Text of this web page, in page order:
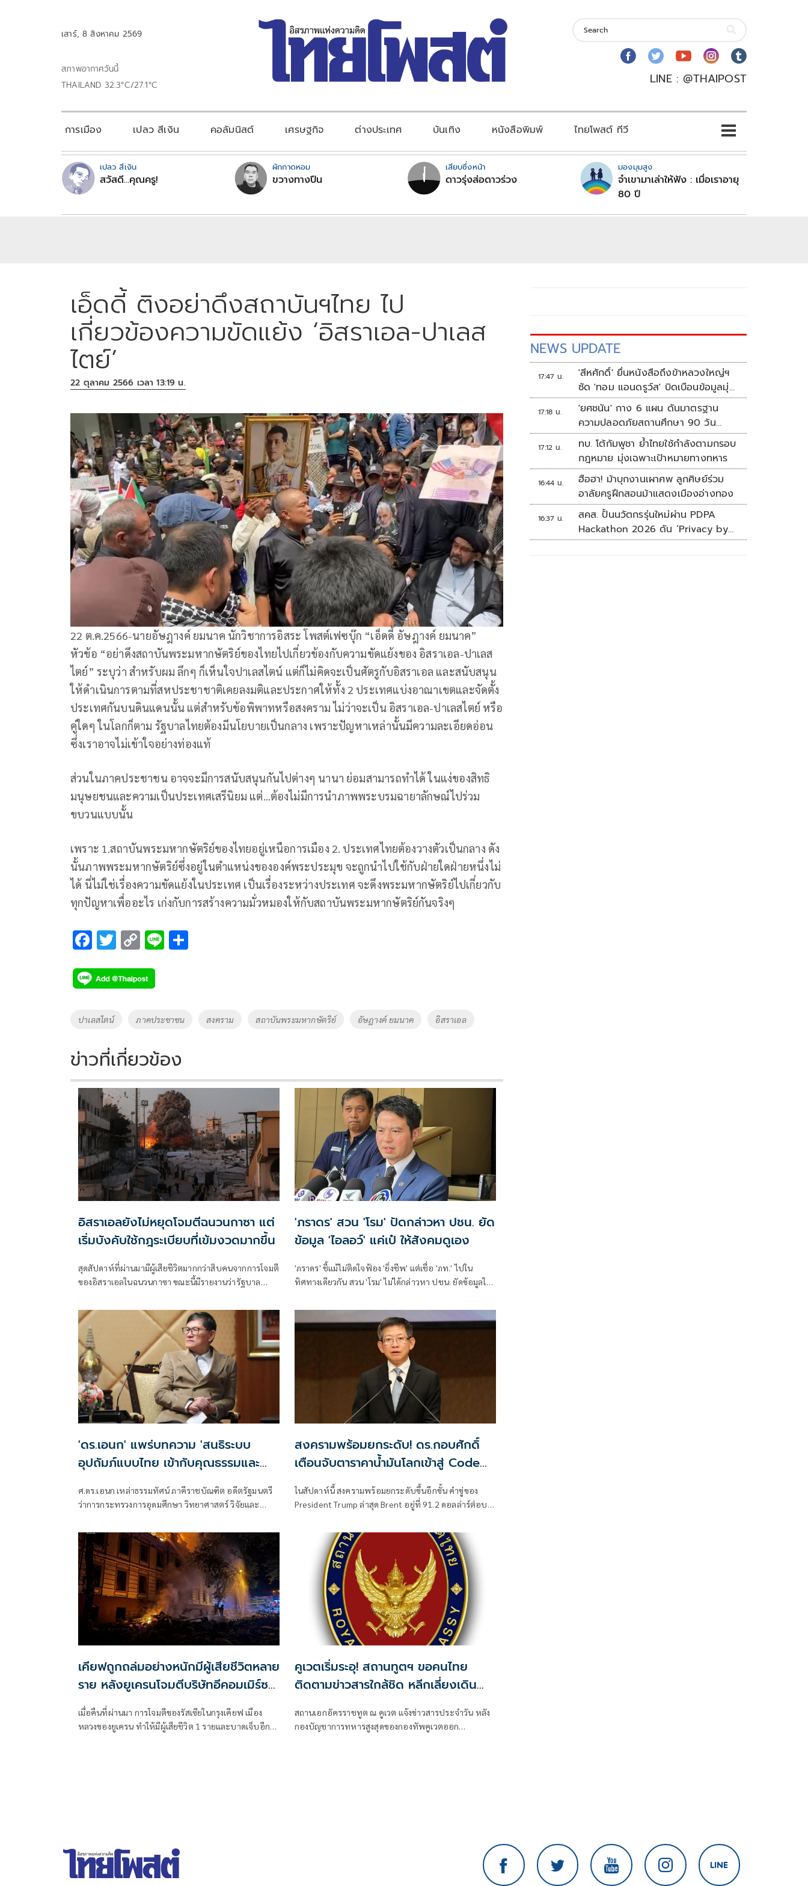
เสาร์, 8 สิงหาคม 2569
สภาพอากาศวันนี้
THAILAND 32.3°C/27.1°C
LINE : @THAIPOST
การเมือง เปลว สีเงิน คอลัมนิสต์ เศรษฐกิจ ต่างประเทศ บันเทิง หนังสือพิมพ์ ไทยโพสต์ ทีวี
เปลว สีเงิน
สวัสดี...คุณครู!
ผักกาดหอม
ขวางทางปืน
เสียบซึ่งหน้า
ดาวรุ่งส่อดาวร่วง
มองมุมสูง
จำเขามาเล่าให้ฟัง : เมื่อเราอายุ
80 ปี
เอ็ดดี้ ติงอย่าดึงสถาบันฯไทย ไป
เกี่ยวข้องความขัดแย้ง ‘อิสราเอล-ปาเลส
ไตย์’
22 ตุลาคม 2566 เวลา 13:19 น.
22 ต.ค.2566-นายอัษฎางค์ ยมนาค นักวิชาการอิสระ โพสต์เฟซบุ๊ก “เอ็ดดี้ อัษฎางค์ ยมนาค”
หัวข้อ “อย่าดึงสถาบันพระมหากษัตริย์ของไทยไปเกี่ยวข้องกับความขัดแย้งของ อิสราเอล-ปาเลส
ไตย์” ระบุว่า สำหรับผม ลึกๆ ก็เห็นใจปาเลสไตน์ แต่ก็ไม่คิดจะเป็นศัตรูกับอิสราเอล และสนับสนุน
ให้ดำเนินการตามที่สหประชาชาติเคยลงมติและประกาศให้ทั้ง 2 ประเทศแบ่งอาณาเขตและจัดตั้ง
ประเทศกันบนดินแดนนั้น แต่สำหรับข้อพิพาทหรือสงคราม ไม่ว่าจะเป็น อิสราเอล-ปาเลสไตย์ หรือ
คู่ใดๆ ในโลกก็ตาม รัฐบาลไทยต้องมีนโยบายเป็นกลาง เพราะปัญหาเหล่านั้นมีความละเอียดอ่อน
ซึ่งเราอาจไม่เข้าใจอย่างท่องแท้
ส่วนในภาคประชาชน อาจจะมีการสนับสนุนกันไปต่างๆ นานา ย่อมสามารถทำได้ ในแง่ของสิทธิ
มนุษยชนและความเป็นประเทศเสรีนิยม แต่…ต้องไม่มีการนำภาพพระบรมฉายาลักษณ์ไปร่วม
ขบวนแบบนั้น
เพราะ 1.สถาบันพระมหากษัตริย์ของไทยอยู่เหนือการเมือง 2. ประเทศไทยต้องวางตัวเป็นกลาง ดัง
นั้นภาพพระมหากษัตริย์ซึ่งอยู่ในตำแหน่งขององค์พระประมุข จะถูกนำไปใช้กับฝ่ายใดฝ่ายหนึ่งไม่
ได้ นี่ไม่ใช่เรื่องความขัดแย้งในประเทศ เป็นเรื่องระหว่างประเทศ จะดึงพระมหากษัตริย์ไปเกี่ยวกับ
ทุกปัญหาเพื่ออะไร เก่งกับการสร้างความมั่วหมองให้กับสถาบันพระมหากษัตริย์กันจริงๆ
F
e
b
o
k
T
tt
er
C
p
y
Li
k
Li
Tags
ปาเลสไตน์ ภาคประชาชน สงคราม สถาบันพระมหากษัตริย์ อัษฎางค์ ยมนาค อิสราเอล
ข่าวที่เกี่ยวข้อง
อิสราเอลยังไม่หยุดโจมตีฉนวนกาซา แต่
เริ่มบังคับใช้กฎระเบียบที่เข้มงวดมากขึ้น
สุดสัปดาห์ที่ผ่านมามีผู้เสียชีวิตมากกว่าสิบคนจากการโจมตี
ของอิสราเอลในฉนวนกาซา ขณะนี้มีรายงานว่ารัฐบาล
ลักษณะดังกล่าวแล้ว
'ภราดร' สวน 'โรม' ปัดกล่าวหา ปชน. ยัด
ข้อมูล 'ไอลอว์' แค่เป๋ ให้สังคมดูเอง
'ภราดร' ชี้แม้ไม่ติดใจฟ้อง 'ยิ่งชีพ' แต่เชื่อ 'ภท.' ไปใน
ทิศทางเดียวกัน สวน 'โรม' ไม่ได้กล่าวหา ปชน. ยัดข้อมูลให้
ฝ่ายการเมือง โยนสังคมดูเอง
'ดร.เอนก' แพร่บทความ 'สนธิระบบ
อุปถัมภ์แบบไทย เข้ากับคุณธรรมและ
ศ.ดร.เอนก เหล่าธรรมทัศน์ ภาคีราชบัณฑิต อดีตรัฐมนตรี
ว่าการกระทรวงการอุดมศึกษา วิทยาศาสตร์ วิจัยและ
ไทยเข้ากับคุณธรรมและนวัตกรรมสมัยใหม่"
สงครามพร้อมยกระดับ! ดร.กอบศักดิ์
เตือนจับตาราคาน้ำมันโลกเข้าสู่ Code
Yellow อีกครั้ง
ในสัปดาห์นี้ สงครามพร้อมยกระดับขึ้นอีกขั้น คำขู่ของ
President Trump ล่าสุด Brent อยู่ที่ 91.2 ดอลล่าร์ต่อบา
ตอบโต้ไปมาของ 2 ฝ่าย
เคียฟถูกถล่มอย่างหนักมีผู้เสียชีวิตหลาย
ราย หลังยูเครนโจมตีบริษัทอีคอมเมิร์ซ
ยักษ์ใหญ่ของรัสเซีย
เมื่อคืนที่ผ่านมา การโจมตีของรัสเซียในกรุงเคียฟ เมือง
หลวงของยูเครน ทำให้มีผู้เสียชีวิต 1 รายและบาดเจ็บอีก
คูเวตเริ่มระอุ! สถานทูตฯ ขอคนไทย
ติดตามข่าวสารใกล้ชิด หลีกเลี่ยงเดิน
สถานเอกอัครราชทูต ณ คูเวต แจ้งข่าวสารประจำวัน หลัง
กองบัญชาการทหารสูงสุดของกองทัพคูเวตออก
NEWS UPDATE
17:47 น.
'สีหศักดิ์' ยื่นหนังสือถึงข้าหลวงใหญ่ฯ
ซัด 'ทอม แอนดรูว์ส' บิดเบือนข้อมูลมุ่ง
แสวงหาผลประโยชน์ทางการเมือง
17:18 น.
'ยศชนัน' กาง 6 แผน ดันมาตรฐาน
ความปลอดภัยสถานศึกษา 90 วัน
ป้องกันก่อเหตุรุนแรง
17:12 น.
ทบ. โต้กัมพูชา ย้ำไทยใช้กำลังตามกรอบ
กฎหมาย มุ่งเฉพาะเป้าหมายทางทหาร
16:44 น.
ฮือฮา! ม้าบุกงานเผาศพ ลูกศิษย์ร่วม
อาลัยครูฝึกสอนม้าแสดงเมืองอ่างทอง
16:37 น.
สคส. ปั้นนวัตกรรุ่นใหม่ผ่าน PDPA
Hackathon 2026 ดัน ‘Privacy by
Design for all’ สู่โซลูชันคุ้มครอง